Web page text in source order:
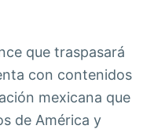
que traspasará
con contenidos
mexicana que
de América y